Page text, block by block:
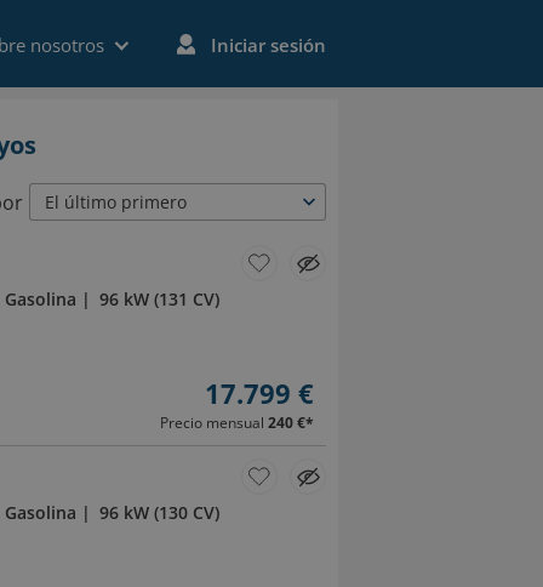
nosotros Iniciar sesión
El último primero
Gasolina 96 kW (131 CV)
17.799 €
Precio mensual 240 €*
Gasolina 96 kW (130 CV)